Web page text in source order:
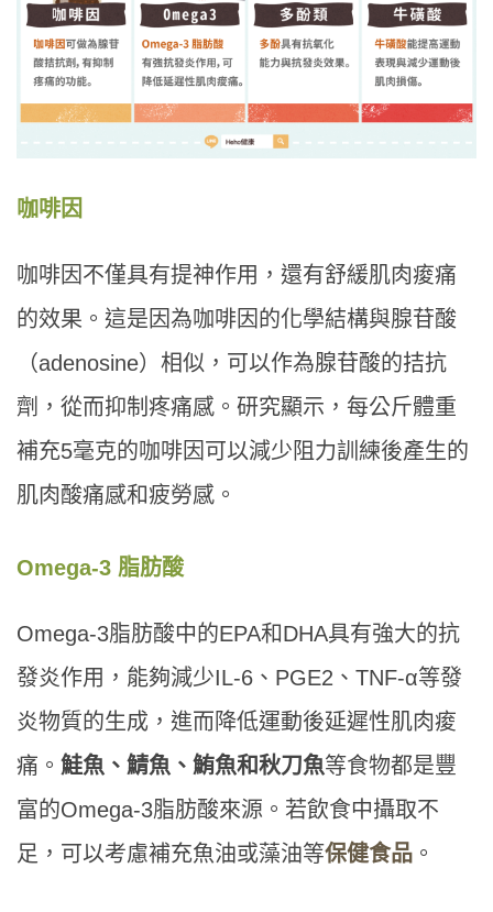
咖啡因
咖啡因不僅具有提神作用，還有舒緩肌肉痠痛
的效果。這是因為咖啡因的化學結構與腺苷酸
（adenosine）相似，可以作為腺苷酸的拮抗
劑，從而抑制疼痛感。研究顯示，每公斤體重
補充5毫克的咖啡因可以減少阻力訓練後產生的
肌肉酸痛感和疲勞感。
Omega-3 脂肪酸
Omega-3脂肪酸中的EPA和DHA具有強大的抗
發炎作用，能夠減少IL-6、PGE2、TNF-α等發
炎物質的生成，進而降低運動後延遲性肌肉痠
痛。 鮭魚、鯖魚、鮪魚和秋刀魚等食物都是豐
富的Omega-3脂肪酸來源。若飲食中攝取不
足，可以考慮補充魚油或藻油等保健食品 。